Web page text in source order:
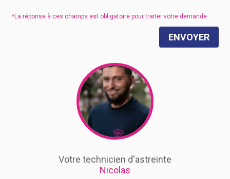
ENVOYER
Votre technicien d'astreinte
Nicolas